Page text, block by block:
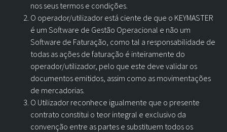
nos seus termos e condições.
O operador/utilizador está ciente de que o KEYMASTER
é um Software de Gestão Operacional e não um
Software de Faturação, como tal a responsabilidade de
todas as ações de faturação é inteiramente do
operador/utilizador, pelo que este deve validar os
documentos emitidos, assim como as movimentações
de mercadorias.
O Utilizador reconhece igualmente que o presente
contrato constitui o teor integral e exclusivo da
convenção entre as partes e substituem todos os